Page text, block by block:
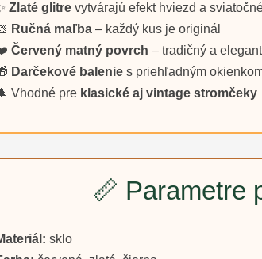
Zlaté glitre vytvárajú efekt hviezd a
Ručná maľba – každý kus je originál
Červený matný povrch – tradičný a
Darčekové balenie s priehľadným
Vhodné pre klasické aj vintage stromčeky
📏 Parametre
sklo